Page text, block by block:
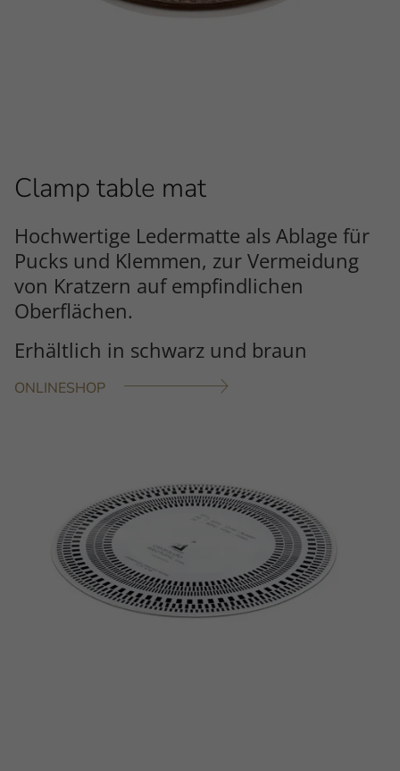
Clamp table mat
Hochwertige Ledermatte als Ablage für
Pucks und Klemmen, zur Vermeidung
von Kratzern auf empfindlichen
Oberflächen.
Erhältlich in schwarz und braun
ONLINESHOP